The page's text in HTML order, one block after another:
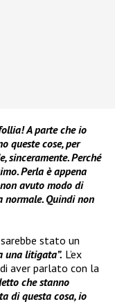
A parte che io
queste cose, per
sinceramente. Perché
Perla è appena
avuto modo di
normale. Quindi non
stato un
una litigata”. L’ex
aver parlato con la
che stanno
di questa cosa, io